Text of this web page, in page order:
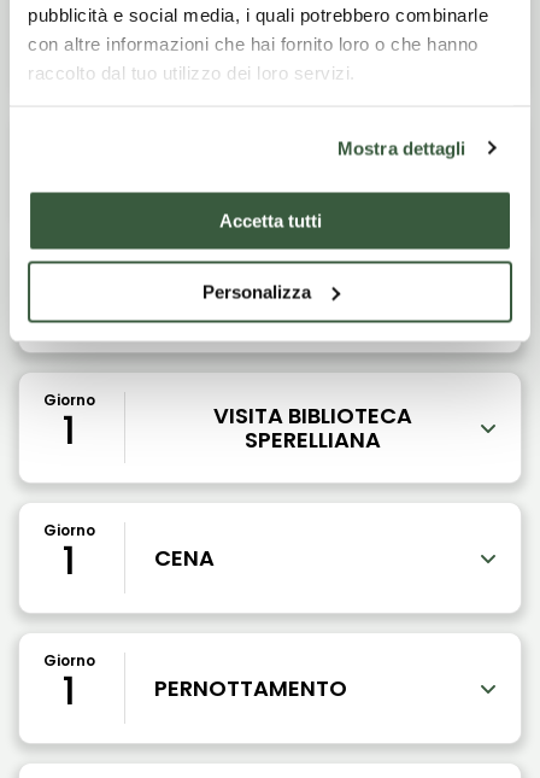
pubblicità e social media, i quali potrebbero combinarle
con altre informazioni che hai fornito loro o che hanno
raccolto dal tuo utilizzo dei loro servizi.
Mostra dettagli
Accetta tutti
Personalizza
Giorno
PRANZO
Giorno
1
VISITA BIBLIOTECA
SPERELLIANA
Giorno
1 CENA
Giorno
1 PERNOTTAMENTO